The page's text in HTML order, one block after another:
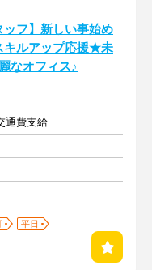
ッフ】新しい事始め
キルアップ応援★未
なオフィス♪
通費支給
平日